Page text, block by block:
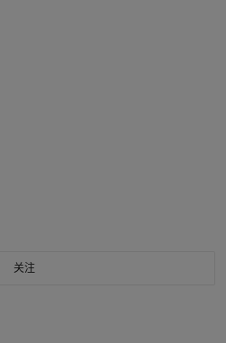
关注